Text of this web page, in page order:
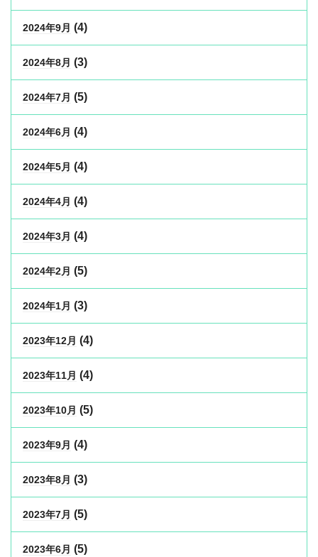
2024年9月 (4)
2024年8月 (3)
2024年7月 (5)
2024年6月 (4)
2024年5月 (4)
2024年4月 (4)
2024年3月 (4)
2024年2月 (5)
2024年1月 (3)
2023年12月 (4)
2023年11月 (4)
2023年10月 (5)
2023年9月 (4)
2023年8月 (3)
2023年7月 (5)
2023年6月 (5)